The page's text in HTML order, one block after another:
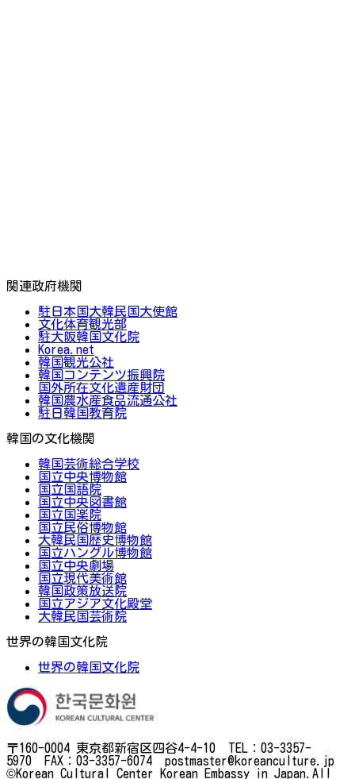
関連政府機関
駐日本国大韓民国大使館
文化体育観光部
駐大阪韓国文化院
Korea.net
韓国観光公社
韓国コンテンツ振興院
国外所在文化遺産財団
韓国農水産食品流通公社
駐日韓国教育院
韓国の文化機関
韓国芸術総合学校
国立中央博物館
国立国語院
国立中央図書館
国立国楽院
国立民俗博物館
大韓民国歴史博物館
国立ハングル博物館
国立中央劇場
国立現代美術館
韓国政策放送院
国立アジア文化殿堂
大韓民国芸術院
世界の韓国文化院
世界の韓国文化院
〒160-0004 東京都新宿区四谷4-4-10 TEL：03-3357-
5970 FAX：03-3357-6074 postmaster@koreanculture.jp
©Korean Cultural Center Korean Embassy in Japan.All